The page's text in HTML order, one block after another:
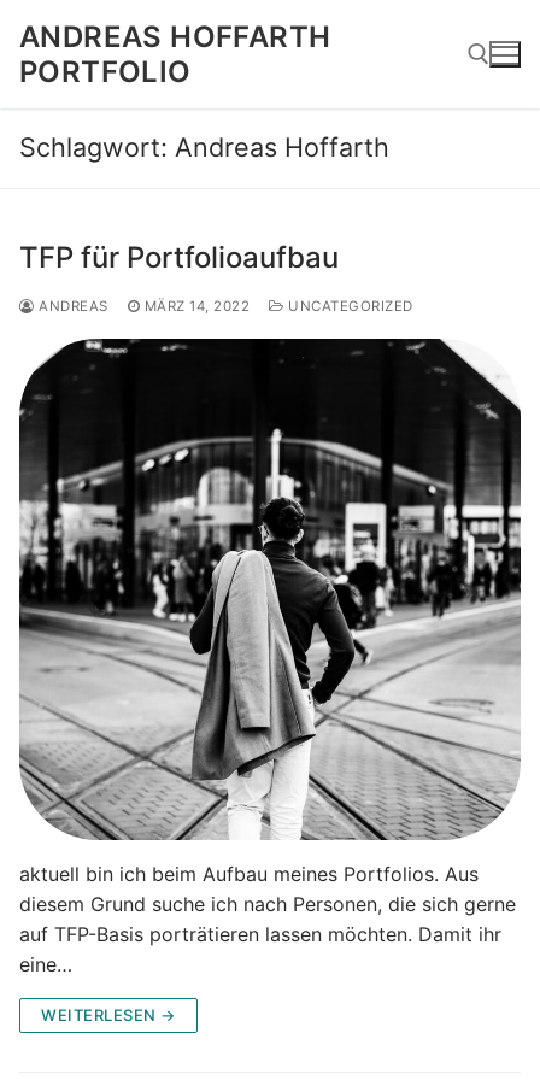
Inhalt
springen
ANDREAS HOFFARTH
PORTFOLIO
Suchen nach:
Schlagwort: Andreas Hoffarth
TFP für Portfolioaufbau
ANDREAS MÄRZ 14, 2022 UNCATEGORIZED
aktuell bin ich beim Aufbau meines Portfolios. Aus
diesem Grund suche ich nach Personen, die sich gerne
auf TFP-Basis porträtieren lassen möchten. Damit ihr
eine…
WEITERLESEN →